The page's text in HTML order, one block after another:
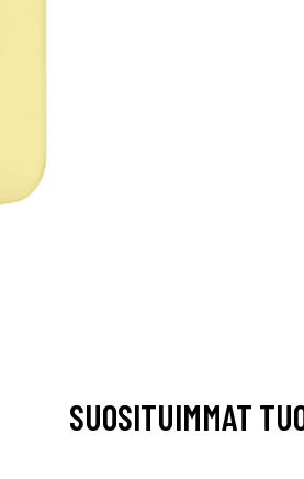
SUOSITUIMMAT